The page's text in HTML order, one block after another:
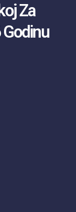
Za